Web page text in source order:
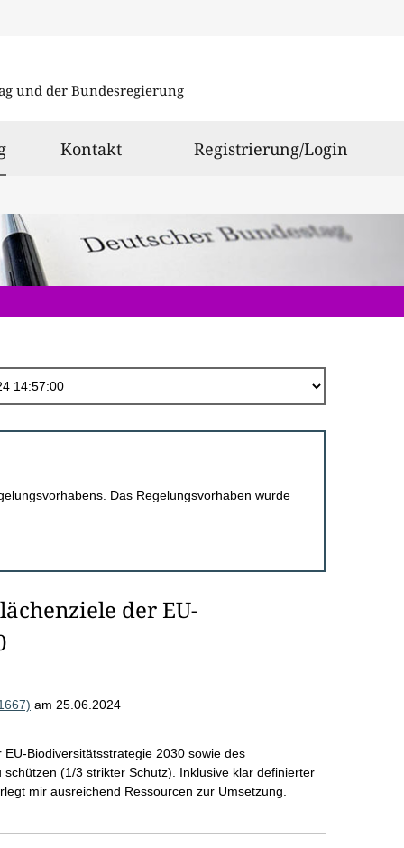
und der Bundesregierung
ausgewählt
Kontakt Registrierung/Login
Das Regelungsvorhaben wurde
der EU-
am 25.06.2024
Biodiversitätsstrategie 2030 sowie des
(1/3 strikter Schutz). Inklusive klar definierter
mir ausreichend Ressourcen zur Umsetzung.